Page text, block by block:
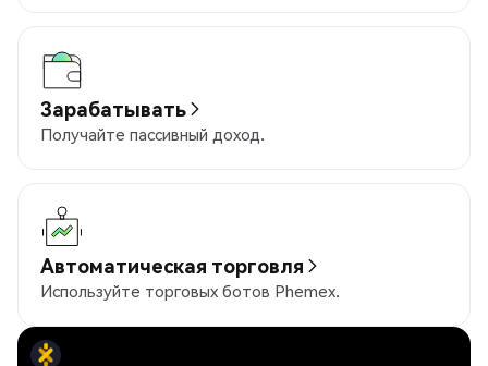
Зарабатывать
Получайте пассивный доход.
Автоматическая торговля
Используйте торговых ботов Phemex.